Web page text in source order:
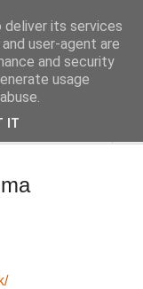
its services
user-agent are
and security
usage
IT